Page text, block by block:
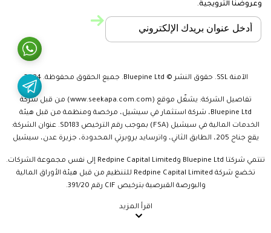
وعروضنا الترويجية.
الآمنة SSL. حقوق النشر © Bluepine Ltd. جميع الحقوق محفوظة. 2024
تفاصيل الشركة: يشغّل موقع (www.seekapa.com.com) من قبل شركة
Bluepine Ltd، شركة استثمار في سيشيل، مرخصة ومنظمة من قبل هيئة
الخدمات المالية في سيشيل (FSA) بموجب رقم الترخيص SD183. عنوان الشركة:
يقع جناح 205، الطابق الثاني، واترسايد بروبرتي المحدودة، جزيرة عدن، سيشيل
تنتمي شركتا Bluepine Ltd وRedpine Capital Limited إلى نفس مجموعة الشركات.
تخضع شركة Redpine Capital Limited للتنظيم من قبل هيئة الأوراق المالية
والبورصة القبرصية بترخيص CIF رقم 391/20.
اقرأ المزيد